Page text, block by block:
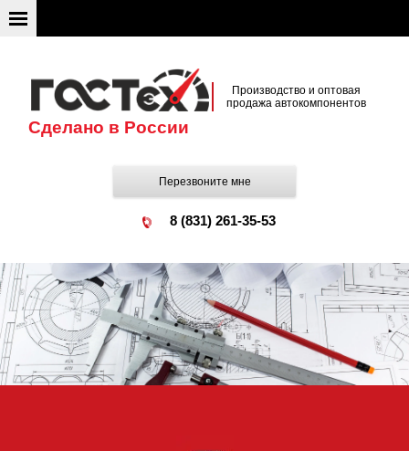
Сделано в России
Производство и оптовая
продажа автокомпонентов
Перезвоните мне
8 (831) 261-35-53